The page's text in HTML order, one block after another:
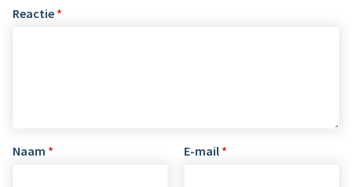
Reactie *
Naam * E-mail *